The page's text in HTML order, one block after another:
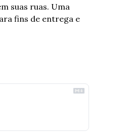
suas ruas. Uma
fins de entrega e